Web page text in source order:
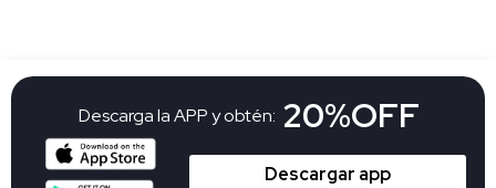
Descarga la APP y obtén: 20%OFF
Descargar app